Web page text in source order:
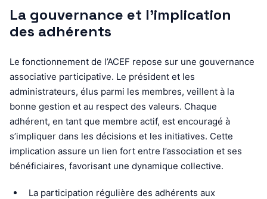
La gouvernance et l’implication
des adhérents
Le fonctionnement de l’ACEF repose sur une gouvernance
associative participative. Le président et les
administrateurs, élus parmi les membres, veillent à la
bonne gestion et au respect des valeurs. Chaque
adhérent, en tant que membre actif, est encouragé à
s’impliquer dans les décisions et les initiatives. Cette
implication assure un lien fort entre l’association et ses
bénéficiaires, favorisant une dynamique collective.
La participation régulière des adhérents aux